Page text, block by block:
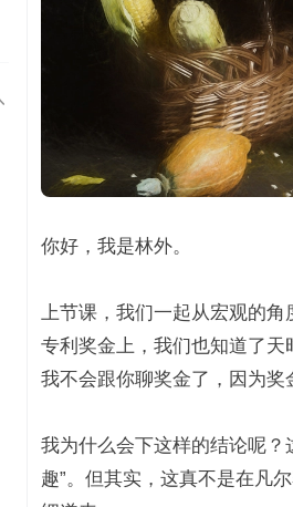
你好，我是林外。
上节课，我们一起从宏观的
专利奖金上，我们也知道了天
我不会跟你聊奖金了，因为奖
我为什么会下这样的结论呢
趣”。但其实，这真不是在凡